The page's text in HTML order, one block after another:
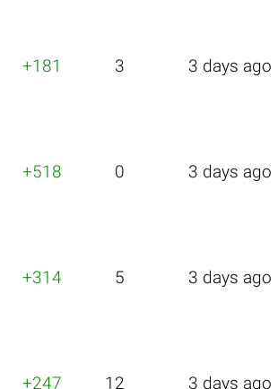
+181 3 3 days ago
+518 0 3 days ago
+314 5 3 days ago
+247 12 3 days ago